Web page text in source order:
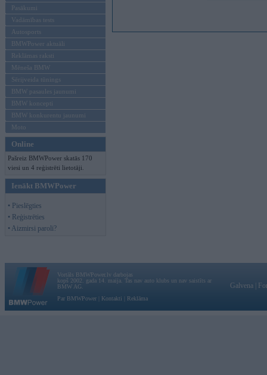
Pasākumi
Vadāmības tests
Autosports
BMWPower aktuāli
Reklāmas raksti
Mēneša BMW
Sērijveida tūnings
BMW pasaules jaunumi
BMW koncepti
BMW konkurentu jaunumi
Moto
Online
Pašreiz BMWPower skatās 170
viesi un 4 reģistrēti lietotāji.
Ienākt BMWPower
• Pieslēgties
• Reģistrēties
• Aizmirsi paroli?
Vortāls BMWPower.lv darbojas
kopš 2002. gada 14. maija. Tas nav auto klubs un nav saistīts ar
BMW AG.
Par BMWPower
Kontakti Reklāma
Galvena